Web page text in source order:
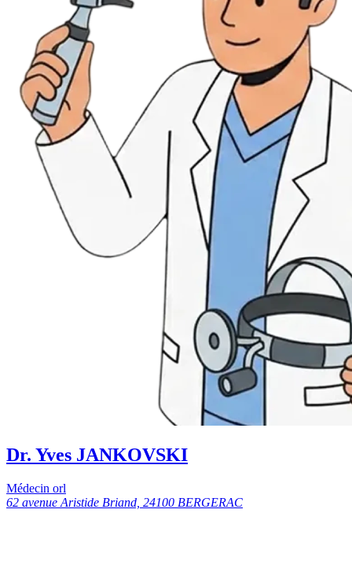
Dr. Yves JANKOVSKI
Médecin orl
62 avenue Aristide Briand, 24100 BERGERAC